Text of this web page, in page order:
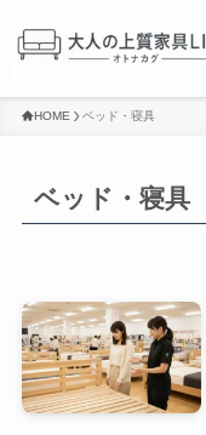
HOME ベッド・寝具
ベッド・寝具